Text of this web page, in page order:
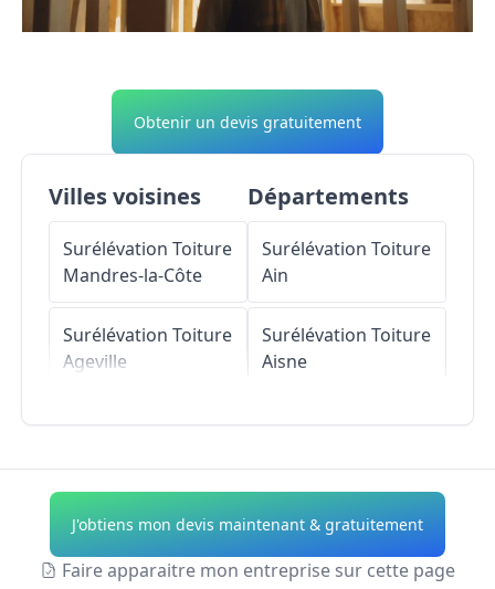
Obtenir un devis gratuitement
Villes voisines
Surélévation Toiture
Mandres-la-Côte
Surélévation Toiture
Ageville
Surélévation Toiture
Biesles
Départements
Surélévation Toiture
Ain
Surélévation Toiture
Aisne
Surélévation Toiture
Alpes-de-Haute-
Provence
J'obtiens mon devis maintenant & gratuitement
Faire apparaitre mon entreprise sur cette page